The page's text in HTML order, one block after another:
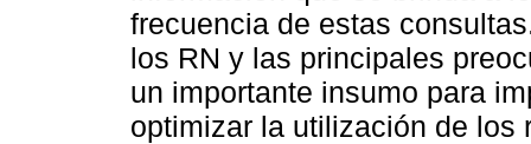
frecuencia de estas
los RN y las principales
un importante insumo para
optimizar la utilización de los